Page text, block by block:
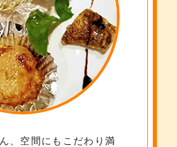
、空間にもこだわり満